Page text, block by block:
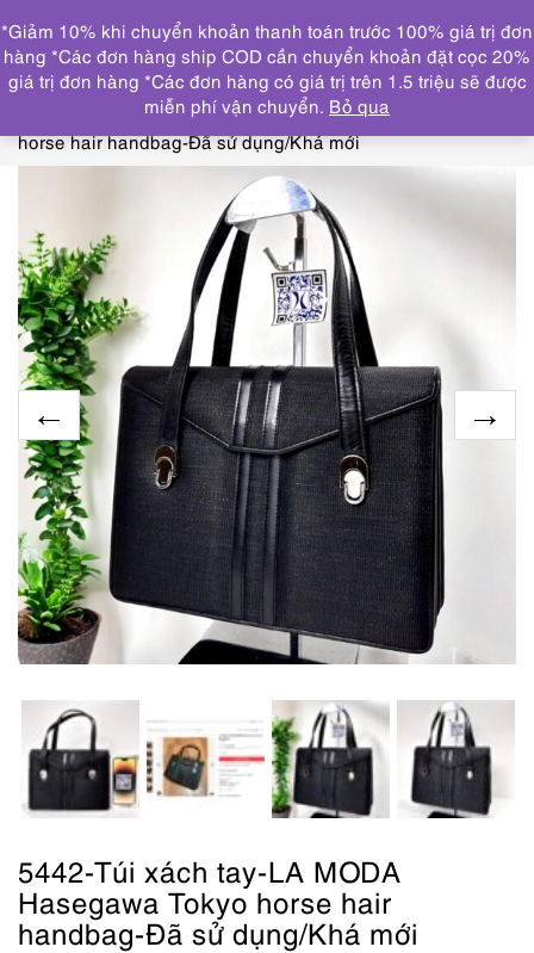
DANH MỤC
Trang chủ THƯƠNG HIỆU NỔI BẬT
OSTRICH
5442-Túi xách tay-LA MODA Hasegawa Tokyo
horse hair handbag-Đã sử dụng/Khá mới
5442-Túi xách tay-LA MODA
Hasegawa Tokyo horse hair
handbag-Đã sử dụng/Khá mới
*Giảm 10% khi chuyển khoản thanh toán trước 100% giá trị đơn
hàng *Các đơn hàng ship COD cần chuyển khoản đặt cọc 20%
giá trị đơn hàng *Các đơn hàng có giá trị trên 1.5 triệu sẽ được
miễn phí vận chuyển. Bỏ qua